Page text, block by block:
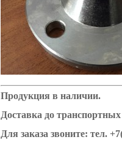
Продукция в наличии.
Доставка до
Для заказа звоните: тел.